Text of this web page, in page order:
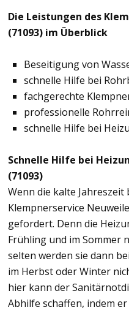
Die Leistungen des
(71093) im Überblick
Beseitigung von
schnelle Hilfe bei
fachgerechte
professionelle
schnelle Hilfe bei
Schnelle Hilfe bei
(71093)
Wenn die kalte
Klempnerservice
gefordert. Denn die
Frühling und im Sommer
selten werden sie dann
im Herbst oder Winter
hier kann der
Abhilfe schaffen, indem